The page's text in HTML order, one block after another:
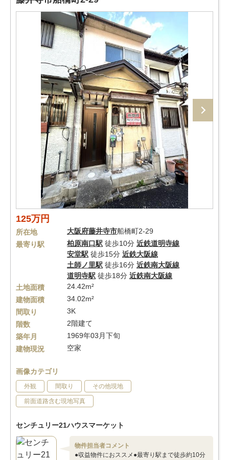
125万円
所在地 大阪府藤井寺市船橋町2-29
最寄り駅
柏原南口駅 徒歩10分 近鉄道明寺線
安堂駅 徒歩15分 近鉄大阪線
土師ノ里駅 徒歩16分 近鉄南大阪線
道明寺駅 徒歩18分 近鉄南大阪線
土地面積
24.42m²
建物面積
34.02m²
間取り
3K
階数
2階建て
築年月
1969年03月下旬
建物現況
空家
画像カテゴリ
外観 間取り その他現地
前面道路含む現地写真
センチュリー21ハウスマーケット
物件担当者コメント
●収益物件におススメ●最寄り駅まで徒歩約10分